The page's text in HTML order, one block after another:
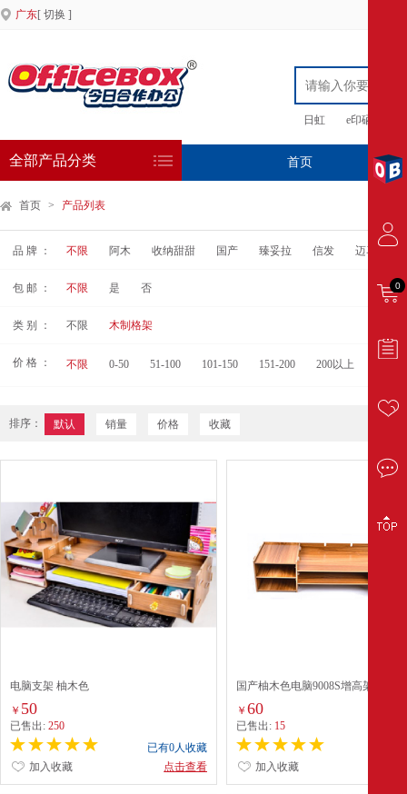
广东[ 切换 ]
日虹 e印硒鼓
全部产品分类 首页 专
首页 > 产品列表
品 牌 ： 不限 阿木 收纳甜甜 国产 臻妥拉 信发 迈马士
包 邮 ： 不限 是 否
类 别 ： 不限 木制格架
价 格 ： 不限 0-50 51-100 101-150 151-200 200以上
排序： 默认 销量 价格 收藏
电脑支架 柚木色
￥ 50
已售出: 250
已有0人收藏
点击查看
加入收藏
国产柚木色电脑9008S增高架
￥60
已售出: 15
加入收藏
0